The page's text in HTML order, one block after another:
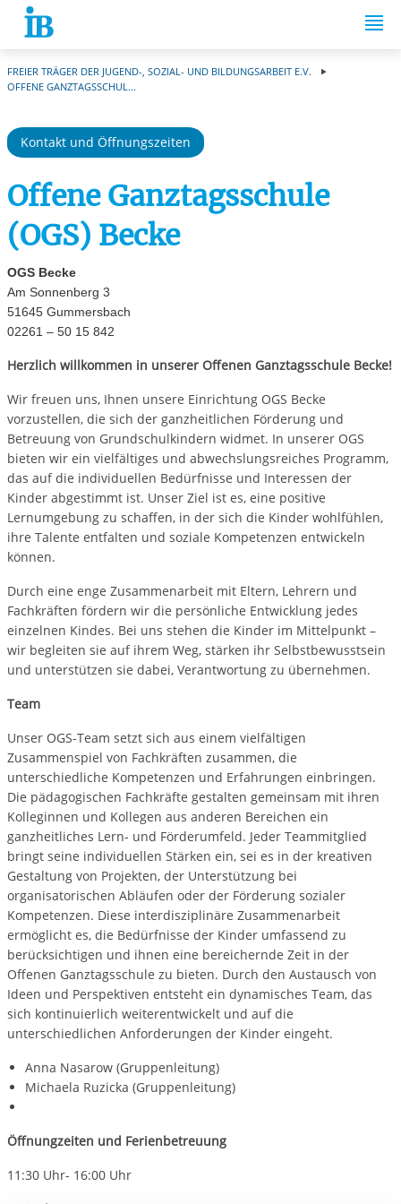
Springe zum Inhalt
FREIER TRÄGER DER JUGEND-, SOZIAL- UND BILDUNGSARBEIT E.V.
OFFENE GANZTAGSSCHUL...
Kontakt und Öffnungszeiten
Offene Ganztagsschule
(OGS) Becke
OGS Becke
Am Sonnenberg 3
51645 Gummersbach
02261 – 50 15 842
Herzlich willkommen in unserer Offenen Ganztagsschule Becke!
Wir freuen uns, Ihnen unsere Einrichtung OGS Becke
vorzustellen, die sich der ganzheitlichen Förderung und
Betreuung von Grundschulkindern widmet. In unserer OGS
bieten wir ein vielfältiges und abwechslungsreiches Programm,
das auf die individuellen Bedürfnisse und Interessen der
Kinder abgestimmt ist. Unser Ziel ist es, eine positive
Lernumgebung zu schaffen, in der sich die Kinder wohlfühlen,
ihre Talente entfalten und soziale Kompetenzen entwickeln
können.
Durch eine enge Zusammenarbeit mit Eltern, Lehrern und
Fachkräften fördern wir die persönliche Entwicklung jedes
einzelnen Kindes. Bei uns stehen die Kinder im Mittelpunkt –
wir begleiten sie auf ihrem Weg, stärken ihr Selbstbewusstsein
und unterstützen sie dabei, Verantwortung zu übernehmen.
Team
Unser OGS-Team setzt sich aus einem vielfältigen
Zusammenspiel von Fachkräften zusammen, die
unterschiedliche Kompetenzen und Erfahrungen einbringen.
Die pädagogischen Fachkräfte gestalten gemeinsam mit ihren
Kolleginnen und Kollegen aus anderen Bereichen ein
ganzheitliches Lern- und Förderumfeld. Jeder Teammitglied
bringt seine individuellen Stärken ein, sei es in der kreativen
Gestaltung von Projekten, der Unterstützung bei
organisatorischen Abläufen oder der Förderung sozialer
Kompetenzen. Diese interdisziplinäre Zusammenarbeit
ermöglicht es, die Bedürfnisse der Kinder umfassend zu
berücksichtigen und ihnen eine bereichernde Zeit in der
Offenen Ganztagsschule zu bieten. Durch den Austausch von
Ideen und Perspektiven entsteht ein dynamisches Team, das
sich kontinuierlich weiterentwickelt und auf die
unterschiedlichen Anforderungen der Kinder eingeht.
Anna Nasarow (Gruppenleitung)
Michaela Ruzicka (Gruppenleitung)
Öffnungzeiten und Ferienbetreuung
11:30 Uhr- 16:00 Uhr